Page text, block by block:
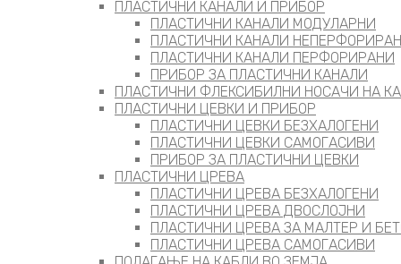
ПЛАСТИЧНИ КАНАЛИ И ПРИБОР
ПЛАСТИЧНИ КАНАЛИ МОДУЛАРНИ
ПЛАСТИЧНИ КАНАЛИ
ПЛАСТИЧНИ КАНАЛИ ПЕРФОРИРАНИ
ПРИБОР ЗА ПЛАСТИЧНИ КАНАЛИ
ПЛАСТИЧНИ ФЛЕКСИБИЛНИ НОСАЧИ НА
ПЛАСТИЧНИ ЦЕВКИ И ПРИБОР
ПЛАСТИЧНИ ЦЕВКИ БЕЗХАЛОГЕНИ
ПЛАСТИЧНИ ЦЕВКИ САМОГАСИВИ
ПРИБОР ЗА ПЛАСТИЧНИ ЦЕВКИ
ПЛАСТИЧНИ ЦРЕВА
ПЛАСТИЧНИ ЦРЕВА БЕЗХАЛОГЕНИ
ПЛАСТИЧНИ ЦРЕВА ДВОСЛОЈНИ
ПЛАСТИЧНИ ЦРЕВА ЗА МАЛТЕР И
ПЛАСТИЧНИ ЦРЕВА САМОГАСИВИ